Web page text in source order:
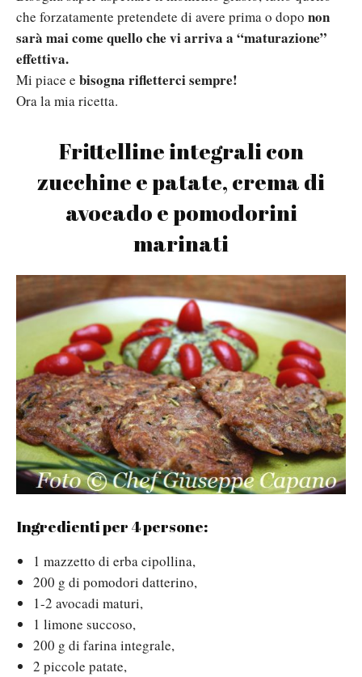
che forzatamente pretendete di avere prima o dopo non
sarà mai come quello che vi arriva a “maturazione”
effettiva.
Mi piace e bisogna rifletterci sempre!
Ora la mia ricetta.
Frittelline integrali con
zucchine e patate, crema di
avocado e pomodorini
marinati
Ingredienti per 4 persone:
1 mazzetto di erba cipollina,
200 g di pomodori datterino,
1-2 avocadi maturi,
1 limone succoso,
200 g di farina integrale,
2 piccole patate,